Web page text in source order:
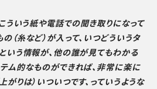
こういう紙や電話での聞き取りになって
（糸など）が入って、いつどういうタ
いう情報が、他の誰が見てもわかる
ム的なものができれば、非常に楽に
がりは）いついつです、っていうような